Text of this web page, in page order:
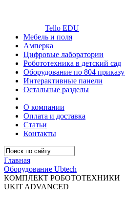
Tello EDU
Мебель и поля
Амперка
Цифровые лаборатории
Робототехника в детский сад
Оборудование по 804 приказу
Интерактивные панели
Остальные разделы
О компании
Оплата и доставка
Статьи
Контакты
Главная
Оборудование Ubtech
КОМПЛЕКТ РОБОТОТЕХНИКИ
UKIT ADVANCED